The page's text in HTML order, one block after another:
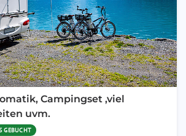
Campingset ,viel
uvm.
GEBUCHT